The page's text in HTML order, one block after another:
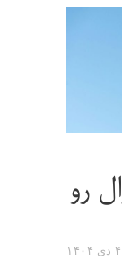
رو
۴ دی ۱۴۰۴